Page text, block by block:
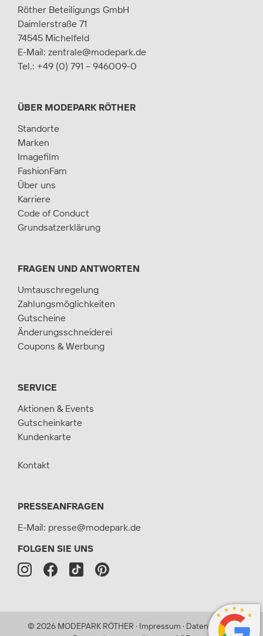
Röther Beteiligungs GmbH
Daimlerstraße 71
74545 Michelfeld
E-Mail: zentrale@modepark.de
Tel.: +49 (0) 791 – 946009-0
ÜBER MODEPARK RÖTHER
Standorte
Marken
Imagefilm
FashionFam
Über uns
Karriere
Code of Conduct
Grundsatzerklärung
FRAGEN UND ANTWORTEN
Umtauschregelung
Zahlungsmöglichkeiten
Gutscheine
Änderungsschneiderei
Coupons & Werbung
SERVICE
Aktionen & Events
Gutscheinkarte
Kundenkarte
Kontakt
PRESSEANFRAGEN
E-Mail: presse@modepark.de
FOLGEN SIE UNS
© 2026 MODEPARK RÖTHER · Impressum · Datenschutz ·